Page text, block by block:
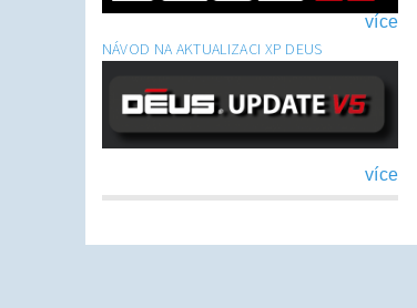
více
NÁVOD NA AKTUALIZACI XP DEUS
více